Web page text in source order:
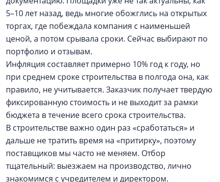
5–10 лет назад, ведь многие обожглись на открытых
торгах, где побеждала компания с наименьшей
ценой, а потом срывала сроки. Сейчас выбирают по
портфолио и отзывам.
Инфляция составляет примерно 10% год к году, но
при среднем сроке строительства в полгода она, как
правило, не учитывается. Заказчик получает твердую
фиксированную стоимость и не выходит за рамки
бюджета в течение всего срока строительства.
В строительстве важно один раз «сработаться» и
дальше не тратить время на «притирку», поэтому
поставщиков мы часто не меняем. Отбор
тщательный: выезжаем на производство, лично
знакомимся с учредителем и директором.